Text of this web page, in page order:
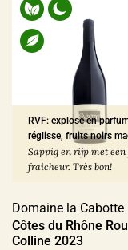
RVF: explose en
réglisse, fruits noirs
Sappig en rijp met een
fraicheur. Très bon!
Domaine la Cabotte
Côtes du Rhône
Colline 2023